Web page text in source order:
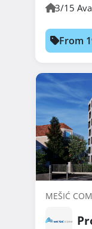
3/15
From
MEŠIĆ